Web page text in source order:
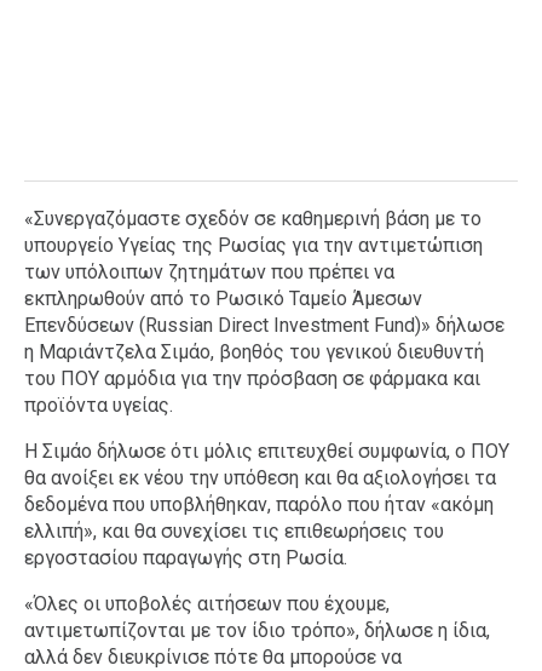
«Συνεργαζόμαστε σχεδόν σε καθημερινή βάση με το
υπουργείο Υγείας της Ρωσίας για την αντιμετώπιση
των υπόλοιπων ζητημάτων που πρέπει να
εκπληρωθούν από το Ρωσικό Ταμείο Άμεσων
Επενδύσεων (Russian Direct Investment Fund)» δήλωσε
η Μαριάντζελα Σιμάο, βοηθός του γενικού διευθυντή
του ΠΟΥ αρμόδια για την πρόσβαση σε φάρμακα και
προϊόντα υγείας.
Η Σιμάο δήλωσε ότι μόλις επιτευχθεί συμφωνία, ο ΠΟΥ
θα ανοίξει εκ νέου την υπόθεση και θα αξιολογήσει τα
δεδομένα που υποβλήθηκαν, παρόλο που ήταν «ακόμη
ελλιπή», και θα συνεχίσει τις επιθεωρήσεις του
εργοστασίου παραγωγής στη Ρωσία.
«Όλες οι υποβολές αιτήσεων που έχουμε,
αντιμετωπίζονται με τον ίδιο τρόπο», δήλωσε η ίδια,
αλλά δεν διευκρίνισε πότε θα μπορούσε να